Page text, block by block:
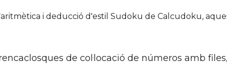
i deducció d'estil Sudoku de Calcudoku,
de col·locació de números amb